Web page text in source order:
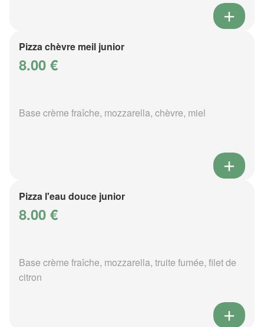
Pizza chèvre meil junior
8.00 €
Base crème fraîche, mozzarella, chèvre, miel
Pizza l'eau douce junior
8.00 €
Base crème fraîche, mozzarella, truite fumée, filet de
citron